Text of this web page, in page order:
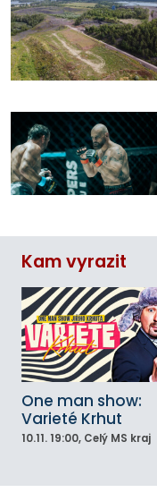
Kam vyrazit
One man show:
Varieté Krhut
10.11. 19:00, Celý MS kraj